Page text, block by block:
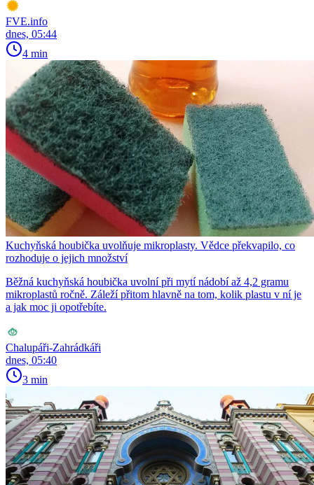
FVE.info
dnes, 05:44
4 min
Kuchyňská houbička uvolňuje mikroplasty. Vědce překvapilo, co
rozhoduje o jejich množství
Běžná kuchyňská houbička uvolní při mytí nádobí až 4,2 gramu
mikroplastů ročně. Záleží přitom hlavně na tom, kolik plastu v ní je
a jak moc ji opotřebíte.
Chalupáři-Zahrádkáři
dnes, 05:40
3 min